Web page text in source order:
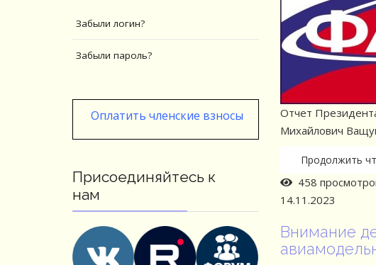
Забыли логин?
Забыли пароль?
Оплатить членские взносы
Присоединяйтесь к
нам
Отчет
Михайлович
Продолжить
458
14.11.2023
Внимание